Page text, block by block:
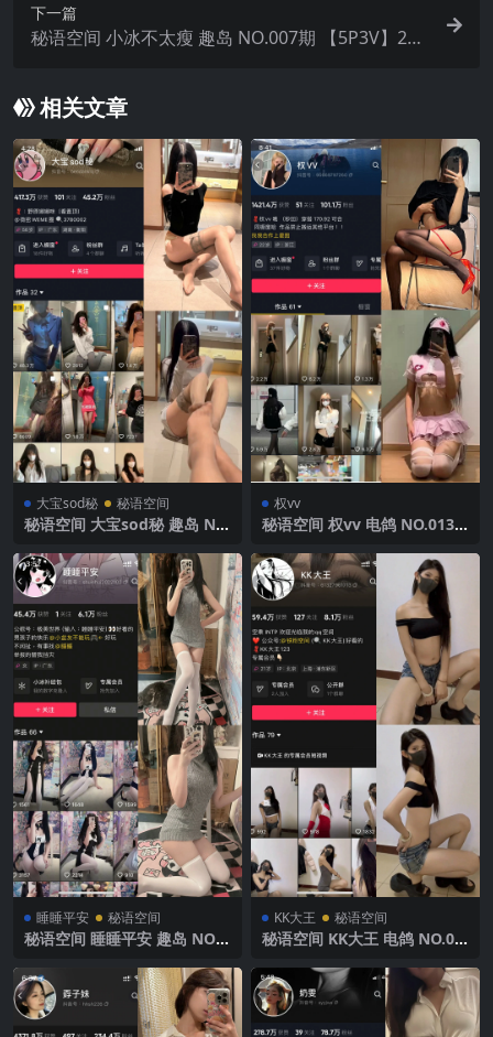
下一篇
秘语空间 小冰不太瘦 趣岛 NO.007期 【5P3V】202
相关文章
大宝sod秘 秘语空间
秘语空间 大宝sod秘 趣岛 NO.
完整版
权vv
秘语空间 权vv 电鸽 NO.013
整版
睡睡平安 秘语空间
秘语空间 睡睡平安 趣岛 NO.0
完整版
KK大王 秘语空间
秘语空间 KK大王 电鸽 NO.00